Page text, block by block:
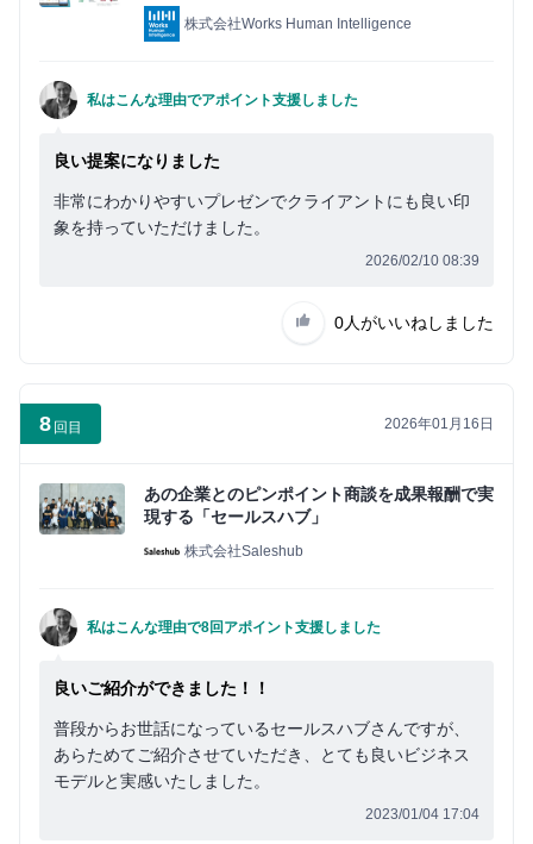
株式会社Works Human Intelligence
私はこんな理由でアポイント支援しました
良い提案になりました
非常にわかりやすいプレゼンでクライアントにも良い印
象を持っていただけました。
2026/02/10 08:39
0人がいいねしました
8 回目 2026年01月16日
あの企業とのピンポイント商談を成果報酬で実
現する「セールスハブ」
株式会社Saleshub
私はこんな理由で8回アポイント支援しました
良いご紹介ができました！！
普段からお世話になっているセールスハブさんですが、
あらためてご紹介させていただき、とても良いビジネス
モデルと実感いたしました。
2023/01/04 17:04